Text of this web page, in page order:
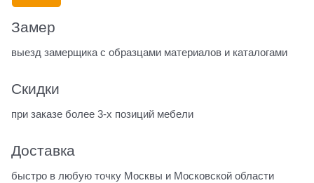
Замер
выезд замерщика с образцами материалов и каталогами
Скидки
при заказе более 3-х позиций мебели
Доставка
быстро в любую точку Москвы и Московской области